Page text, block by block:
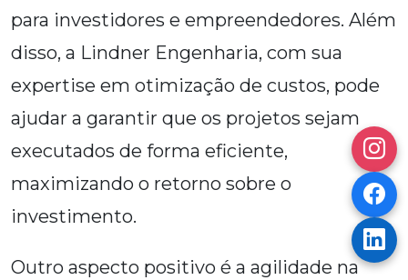
para investidores e empreendedores. Além
disso, a Lindner Engenharia, com sua
expertise em otimização de custos, pode
ajudar a garantir que os projetos sejam
executados de forma eficiente,
maximizando o retorno sobre o
investimento.
Outro aspecto positivo é a agilidade na